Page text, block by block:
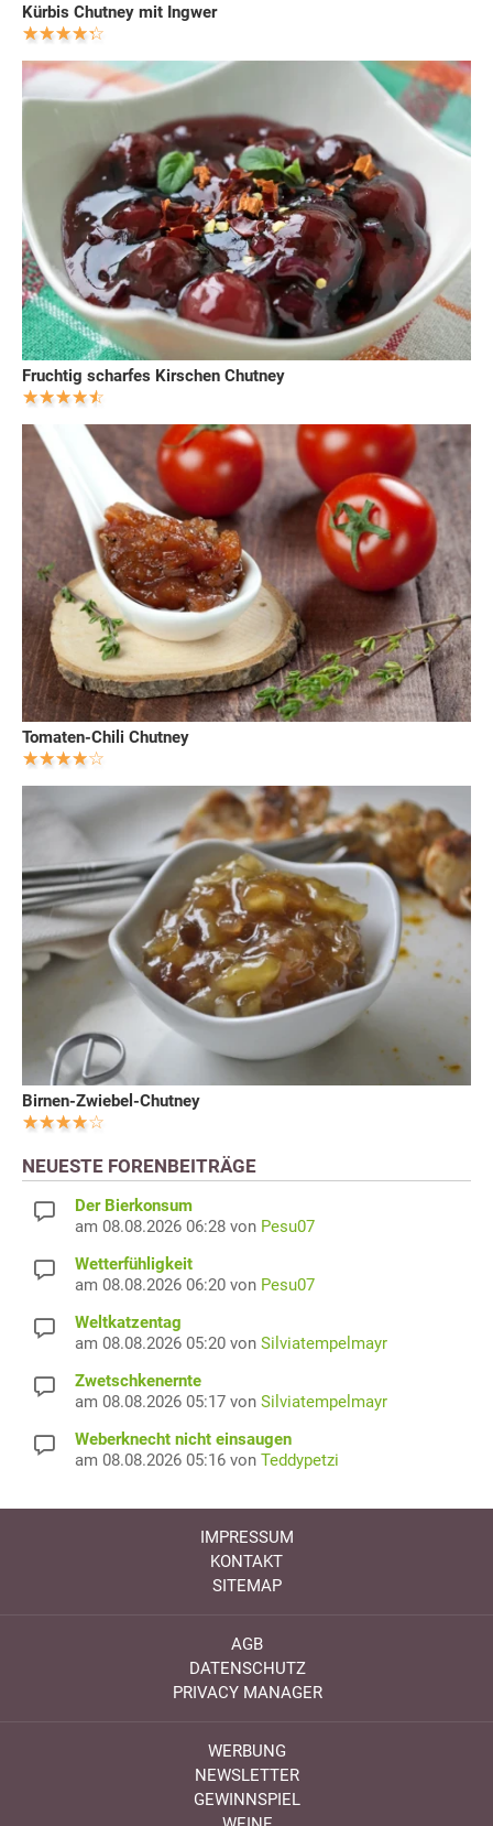
Kürbis Chutney mit Ingwer
Fruchtig scharfes Kirschen Chutney
Tomaten-Chili Chutney
Birnen-Zwiebel-Chutney
NEUESTE FORENBEITRÄGE
Der Bierkonsum
am 08.08.2026 06:28 von Pesu07
Wetterfühligkeit
am 08.08.2026 06:20 von Pesu07
Weltkatzentag
am 08.08.2026 05:20 von Silviatempelmayr
Zwetschkenernte
am 08.08.2026 05:17 von Silviatempelmayr
Weberknecht nicht einsaugen
am 08.08.2026 05:16 von Teddypetzi
IMPRESSUM
KONTAKT
SITEMAP
AGB
DATENSCHUTZ
PRIVACY MANAGER
WERBUNG
NEWSLETTER
GEWINNSPIEL